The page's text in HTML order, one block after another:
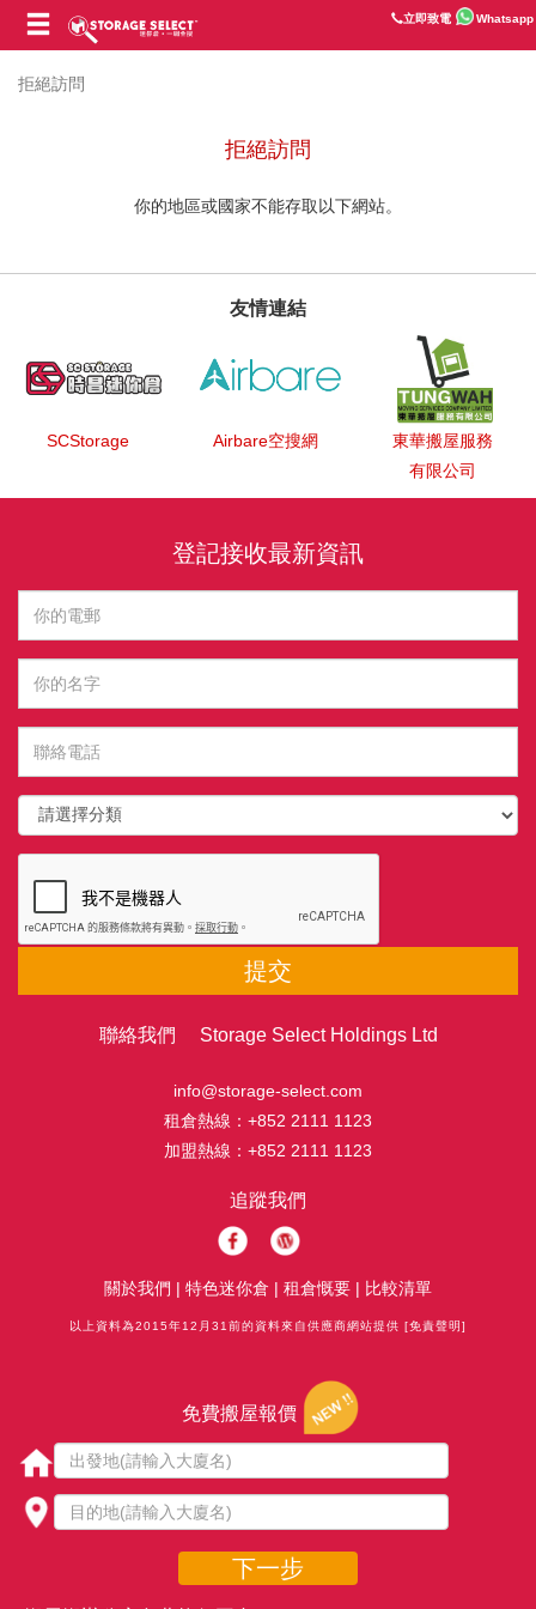
立即致電 Whatsapp
拒絕訪問
拒絕訪問
你的地區或國家不能存取以下網站。
友情連結
SCStorage Airbare空搜網
東華搬屋服務
有限公司
登記接收最新資訊
提交
聯絡我們 Storage Select Holdings Ltd
info@storage-select.com
租倉熱線： +852 2111 1123
加盟熱線： +852 2111 1123
追蹤我們
關於我們 | 特色迷你倉 | 租倉慨要 | 比較清單
以上資料為2015年12月31前的資料來自供應商網站提供 [免責聲明]
免費搬屋報價
下一步